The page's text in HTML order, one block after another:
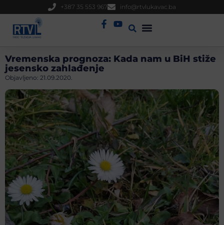
+387 35 553 967 info@rtvlukavac.ba
Vremenska prognoza: Kada nam u BiH stiže
jesensko zahlađenje
Objavljeno: 21.09.2020.